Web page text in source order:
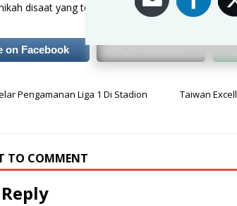
disaat yang tepat dan usia yang pas sangat
on Facebook
Pengamanan Liga 1 Di Stadion
Taiwan
TO COMMENT